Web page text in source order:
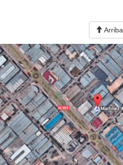
Arriba